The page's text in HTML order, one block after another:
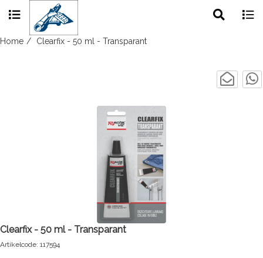
Skip
Home Clearfix - 50 ml - Transparant
Clearfix - 50 ml - Transparant
Artikelcode: 117594